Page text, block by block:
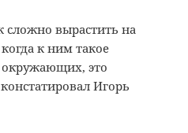
сложно вырастить на
к ним такое
это
Игорь